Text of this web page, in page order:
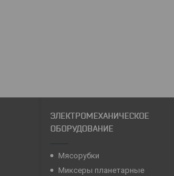
ЭЛЕКТРОМЕХАНИЧЕСКОЕ
ОБОРУДОВАНИЕ
Мясорубки
Миксеры планетарные